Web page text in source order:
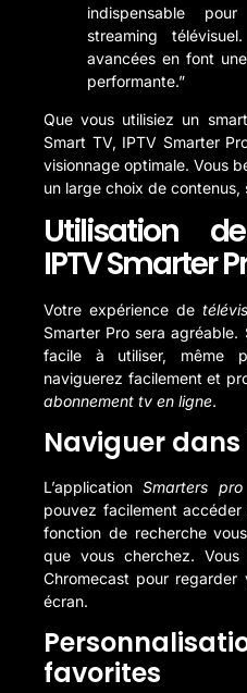
indispensable
streaming
avancées en font
performante.”
Que vous utilisiez un
Smart TV, IPTV Smarter
visionnage optimale. Vous
un large choix de contenus,
Utilisation
IPTV Smarter
Votre expérience de
Smarter Pro sera
facile à utiliser, même
naviguerez facilement et
abonnement tv en ligne.
Naviguer
L’applicationSmarters pro
pouvez facilement
fonction de recherche
que vous cherchez.
Chromecast pour regarder
écran.
favorites